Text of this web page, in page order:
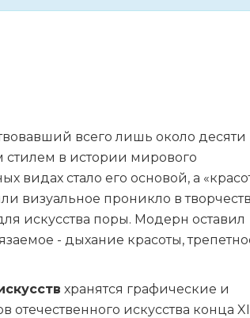
всего лишь около десяти
стилем в истории мирового
видах стало его основой, а
визуальное проникло в
искусства поры. Модерн оставил
- дыхание красоты,
хранятся графические и
искусства конца